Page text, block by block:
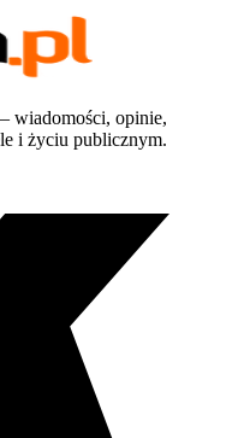
wiadomości, opinie,
i życiu publicznym.